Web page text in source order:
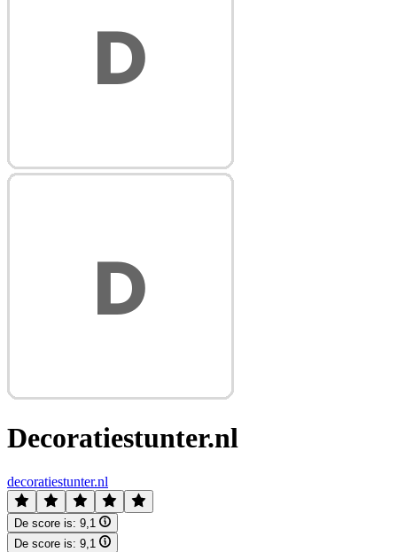
Decoratiestunter.nl
decoratiestunter.nl
De score is: 9,1
De score is: 9,1